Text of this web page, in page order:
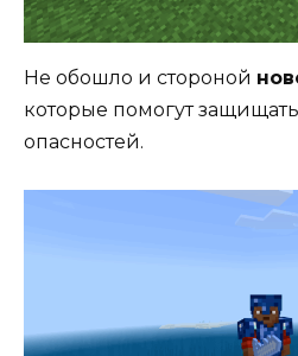
Не обошло и стороной
которые помогут
опасностей.